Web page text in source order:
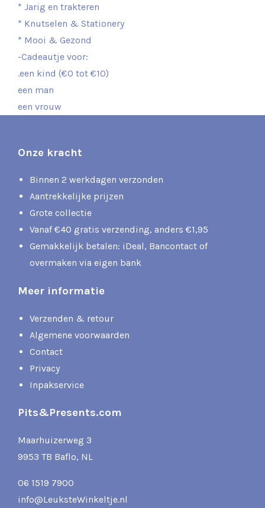
* Jarig en trakteren
* Knutselen & Stationery
* Mooi & Gezond
-Cadeautje voor:
.een kind (€0 tot €10)
een man
een vrouw
Onze kracht
Binnen 2 werkdagen verzonden
Aantrekkelijke prijzen
Grote collectie
Vanaf €40 gratis verzending, anders €1,95
Gemakkelijk betalen: iDeal, Bancontact of
overmaken via eigen bank
Meer informatie
Verzenden & retour
Algemene voorwaarden
Contact
Privacy
Inpakservice
Pits&Presents.com
Maarhuizerweg 3
9953 TB Baflo, NL
06 1519 7900
info@LeuksteWinkeltje.nl